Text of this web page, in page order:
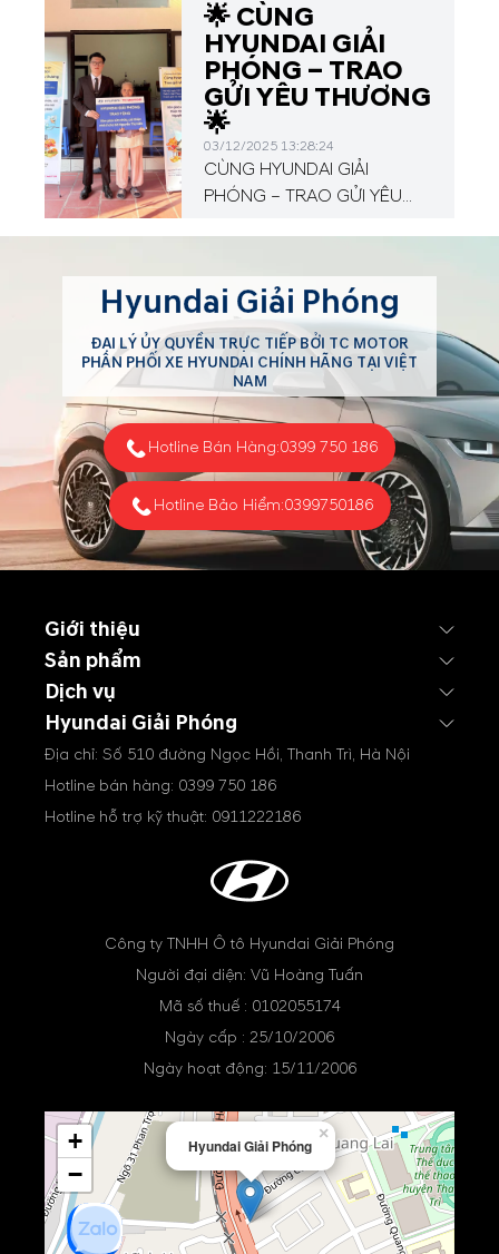
🌟 CÙNG
HYUNDAI GIẢI
PHÓNG – TRAO
GỬI YÊU THƯƠNG
🌟
03/12/2025 13:28:24
CÙNG HYUNDAI GIẢI
PHÓNG – TRAO GỬI YÊU
Hyundai Giải Phóng
ĐẠI LÝ ỦY QUYỀN TRỰC TIẾP BỞI TC MOTOR
PHÂN PHỐI XE HYUNDAI CHÍNH HÃNG TẠI VIỆT
NAM
Hotline Bán Hàng:0399 750 186
Hotline Bảo Hiểm:0399750186
Giới thiệu
Sản phẩm
Dịch vụ
Hyundai Giải Phóng
Địa chỉ: Số 510 đường Ngọc Hồi, Thanh Trì, Hà Nội
Hotline bán hàng: 0399 750 186
Hotline hỗ trợ kỹ thuật: 0911222186
Công ty TNHH Ô tô Hyundai Giải Phóng
Người đại diện: Vũ Hoàng Tuấn
Mã số thuế : 0102055174
Ngày cấp : 25/10/2006
Ngày hoạt động: 15/11/2006
Hyundai Giải Phóng
×
+
−